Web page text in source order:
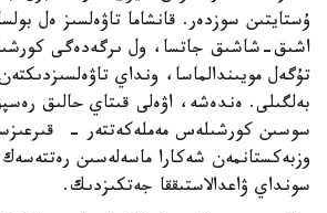
ۇستايتىن سوزدەر. قانشاما تاۋەلسىز ەل
اشىق-شاشىق جاتسا، ول ىرگەدەگى
تۇگەل مويىندالماسا، ونداي
بەلگىلى. ەندەشە، اۋەلى قىتاي حالىق
سوسىن كورشىلەس مەملەكەتتەر -
وزبەكستانمەن شەكارا ماسەلەسىن
سونداي ۋاعدالاستىققا جەتكىزدىك.